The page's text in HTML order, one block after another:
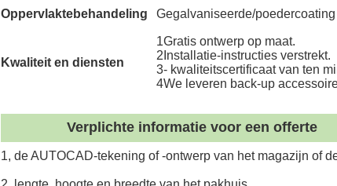
Oppervlaktebehandeling
Gegalvaniseerde/poedercoating
Kwaliteit en diensten
1Gratis ontwerp op maat.
2Installatie-instructies verstrekt.
3- kwaliteitscertificaat van ten
4We leveren back-up
Verplichte informatie voor een offerte
1, de AUTOCAD-tekening of -ontwerp van het magazijn of